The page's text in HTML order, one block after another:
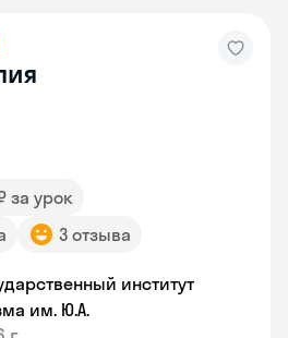
за урок
3 отзыва
институт
им. Ю.А.